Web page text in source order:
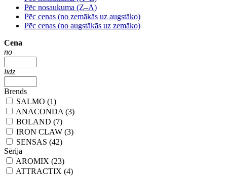
Pēc nosaukuma (Z–A)
Pēc cenas (no zemākās uz augstāko)
Pēc cenas (no augstākās uz zemāko)
Cena
no
līdz
Brends
SALMO (1)
ANACONDA (3)
BOLAND (7)
IRON CLAW (3)
SENSAS (42)
Sērija
AROMIX (23)
ATTRACTIX (4)